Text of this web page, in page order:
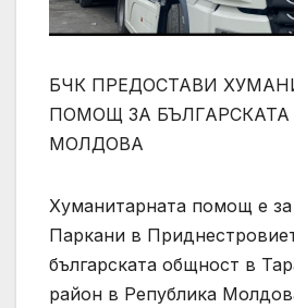
БЧК ПРЕДОСТАВИ
ПОМОЩ ЗА
МОЛДОВА
Хуманитарната помощ е
Паркани в
българската общност в
район в Република